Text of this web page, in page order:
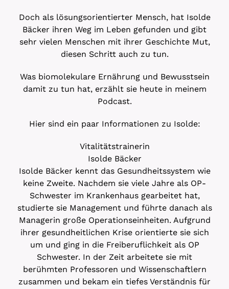
Doch als lösungsorientierter Mensch, hat Isolde
Bäcker ihren Weg im Leben gefunden und gibt
sehr vielen Menschen mit ihrer Geschichte Mut,
diesen Schritt auch zu tun.
Was biomolekulare Ernährung und Bewusstsein
damit zu tun hat, erzählt sie heute in meinem
Podcast.
Hier sind ein paar Informationen zu Isolde:
Vitalitätstrainerin
Isolde Bäcker
Isolde Bäcker kennt das Gesundheitssystem wie
keine Zweite. Nachdem sie viele Jahre als OP-
Schwester im Krankenhaus gearbeitet hat,
studierte sie Management und führte danach als
Managerin große Operationseinheiten. Aufgrund
ihrer gesundheitlichen Krise orientierte sie sich
um und ging in die Freiberuflichkeit als OP
Schwester. In der Zeit arbeitete sie mit
berühmten Professoren und Wissenschaftlern
zusammen und bekam ein tiefes Verständnis für